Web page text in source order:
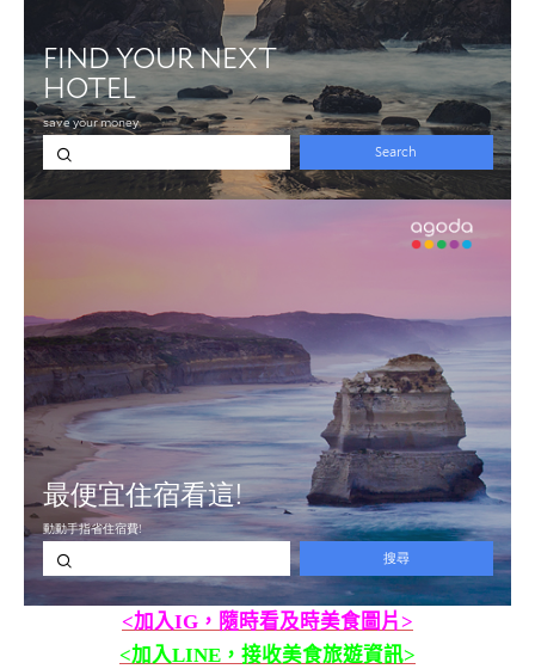
<加入IG，隨時看及時美食圖片>
<加入LINE，接收美食旅遊資訊>